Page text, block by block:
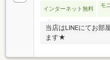
インターネット無料
モ
当店はLINEにてお部
ます★